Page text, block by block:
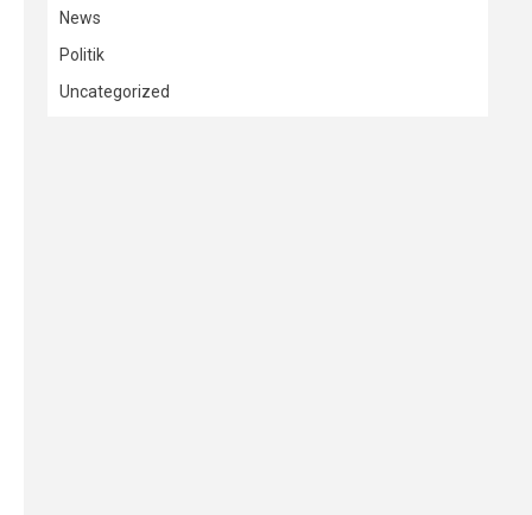
News
Politik
Uncategorized